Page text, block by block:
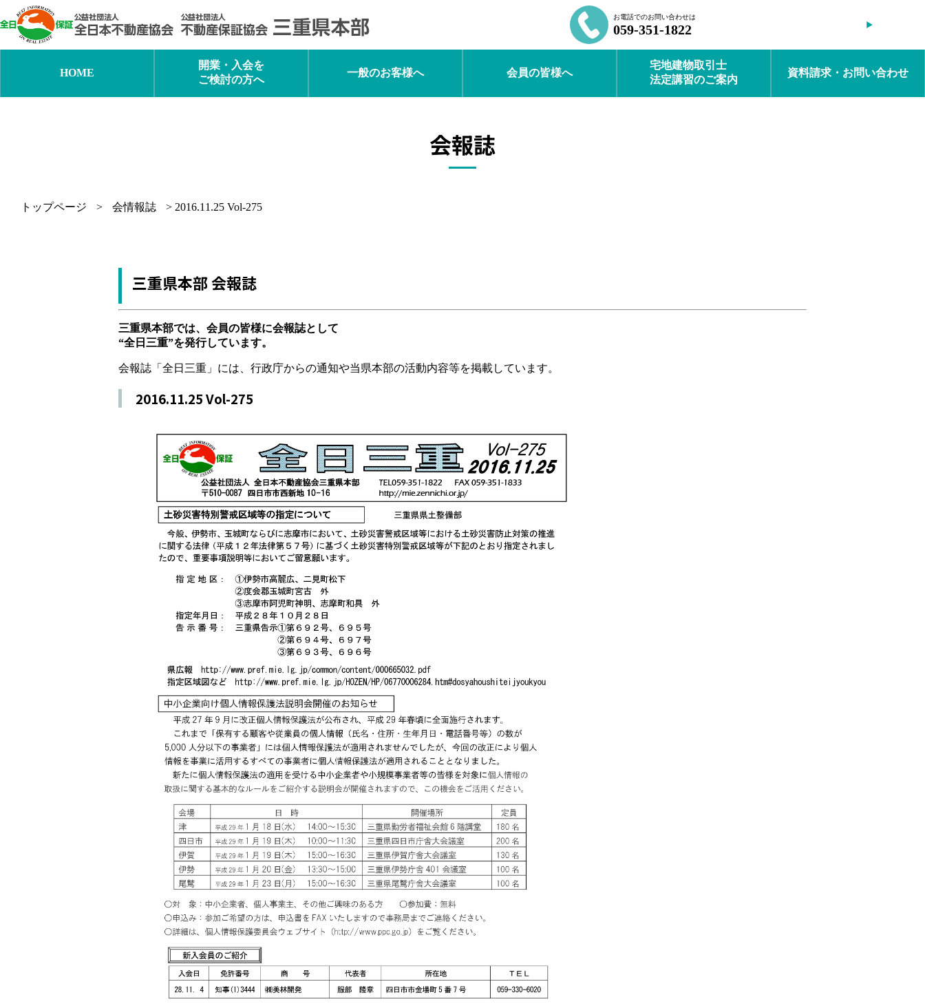
容
ス
お電話でのお問い合わせは
059-351-1822
HOME
開業・入会を
ご検討の方へ
一般のお客様へ 会員の皆様へ
宅地建物取引士
法定講習のご案内
資料請求・お問い合わせ
会報誌
トップページ > 会情報誌 > 2016.11.25 Vol-275
三重県本部 会報誌
三重県本部では、会員の皆様に会報誌として
“全日三重”を発行しています。
会報誌「全日三重」には、行政庁からの通知や当県本部の活動内容等を掲載しています。
2016.11.25 Vol-275